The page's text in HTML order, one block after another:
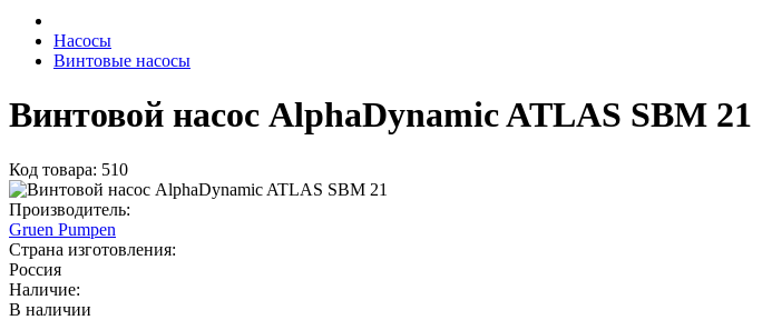
Насосы
Винтовые насосы
Винтовой насос AlphaDynamic ATLAS SBM 21
Код товара: 510
Производитель:
Gruen Pumpen
Страна изготовления:
Россия
Наличие:
В наличии